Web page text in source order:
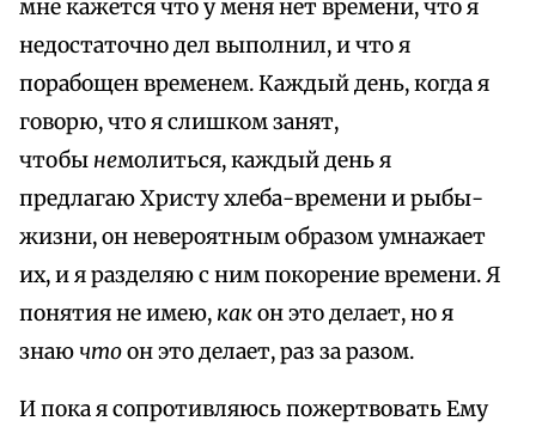
мне кажется что у меня нет времени, что я
недостаточно дел выполнил, и что я
порабощен временем. Каждый день, когда я
говорю, что я слишком занят,
чтобы немолиться, каждый день я
предлагаю Христу хлеба-времени и рыбы-
жизни, он невероятным образом умнажает
их, и я разделяю с ним покорение времени. Я
понятия не имею, какон это делает, но я
знаючтоон это делает, раз за разом.
И пока я сопротивляюсь пожертвовать Ему